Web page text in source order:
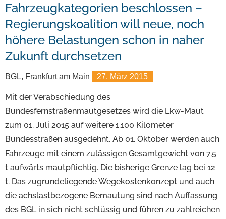
Fahrzeugkategorien beschlossen –
Regierungskoalition will neue, noch
höhere Belastungen schon in naher
Zukunft durchsetzen
BGL, Frankfurt am Main 27. März 2015
Mit der Verabschiedung des
Bundesfernstraßenmautgesetzes wird die Lkw-Maut
zum 01. Juli 2015 auf weitere 1.100 Kilometer
Bundesstraßen ausgedehnt. Ab 01. Oktober werden auch
Fahrzeuge mit einem zulässigen Gesamtgewicht von 7,5
t aufwärts mautpflichtig. Die bisherige Grenze lag bei 12
t. Das zugrundeliegende Wegekostenkonzept und auch
die achslastbezogene Bemautung sind nach Auffassung
des BGL in sich nicht schlüssig und führen zu zahlreichen